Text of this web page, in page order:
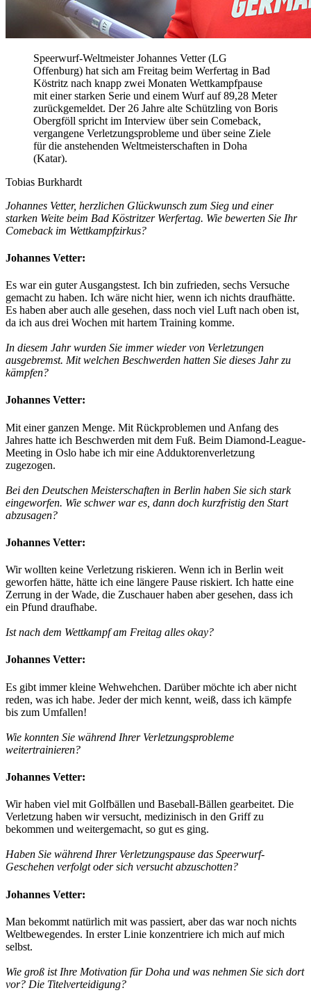
Speerwurf-Weltmeister Johannes Vetter (LG
Offenburg) hat sich am Freitag beim Werfertag in Bad
Köstritz nach knapp zwei Monaten Wettkampfpause
mit einer starken Serie und einem Wurf auf 89,28 Meter
zurückgemeldet. Der 26 Jahre alte Schützling von Boris
Obergföll spricht im Interview über sein Comeback,
vergangene Verletzungsprobleme und über seine Ziele
für die anstehenden Weltmeisterschaften in Doha
(Katar).
Tobias Burkhardt
Johannes Vetter, herzlichen Glückwunsch zum Sieg und einer
starken Weite beim Bad Köstritzer Werfertag. Wie bewerten Sie Ihr
Comeback im Wettkampfzirkus?
Johannes Vetter:
Es war ein guter Ausgangstest. Ich bin zufrieden, sechs Versuche
gemacht zu haben. Ich wäre nicht hier, wenn ich nichts draufhätte.
Es haben aber auch alle gesehen, dass noch viel Luft nach oben ist,
da ich aus drei Wochen mit hartem Training komme.
In diesem Jahr wurden Sie immer wieder von Verletzungen
ausgebremst. Mit welchen Beschwerden hatten Sie dieses Jahr zu
kämpfen?
Johannes Vetter:
Mit einer ganzen Menge. Mit Rückproblemen und Anfang des
Jahres hatte ich Beschwerden mit dem Fuß. Beim Diamond-League-
Meeting in Oslo habe ich mir eine Adduktorenverletzung
zugezogen.
Bei den Deutschen Meisterschaften in Berlin haben Sie sich stark
eingeworfen. Wie schwer war es, dann doch kurzfristig den Start
abzusagen?
Johannes Vetter:
Wir wollten keine Verletzung riskieren. Wenn ich in Berlin weit
geworfen hätte, hätte ich eine längere Pause riskiert. Ich hatte eine
Zerrung in der Wade, die Zuschauer haben aber gesehen, dass ich
ein Pfund draufhabe.
Ist nach dem Wettkampf am Freitag alles okay?
Johannes Vetter:
Es gibt immer kleine Wehwehchen. Darüber möchte ich aber nicht
reden, was ich habe. Jeder der mich kennt, weiß, dass ich kämpfe
bis zum Umfallen!
Wie konnten Sie während Ihrer Verletzungsprobleme
weitertrainieren?
Johannes Vetter:
Wir haben viel mit Golfbällen und Baseball-Bällen gearbeitet. Die
Verletzung haben wir versucht, medizinisch in den Griff zu
bekommen und weitergemacht, so gut es ging.
Haben Sie während Ihrer Verletzungspause das Speerwurf-
Geschehen verfolgt oder sich versucht abzuschotten?
Johannes Vetter:
Man bekommt natürlich mit was passiert, aber das war noch nichts
Weltbewegendes. In erster Linie konzentriere ich mich auf mich
selbst.
Wie groß ist Ihre Motivation für Doha und was nehmen Sie sich dort
vor? Die Titelverteidigung?